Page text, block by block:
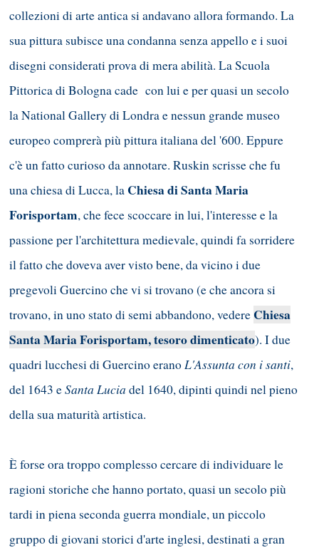
collezioni di arte antica si andavano allora formando. La
sua pittura subisce una condanna senza appello e i suoi
disegni considerati prova di mera abilità. La Scuola
Pittorica di Bologna cade con lui e per quasi un secolo
la National Gallery di Londra e nessun grande museo
europeo comprerà più pittura italiana del '600. Eppure
c'è un fatto curioso da annotare. Ruskin scrisse che fu
una chiesa di Lucca, la Chiesa di Santa Maria
Forisportam, che fece scoccare in lui, l'interesse e la
passione per l'architettura medievale, quindi fa sorridere
il fatto che doveva aver visto bene, da vicino i due
pregevoli Guercino che vi si trovano (e che ancora si
trovano, in uno stato di semi abbandono, vedere Chiesa
Santa Maria Forisportam, tesoro dimenticato). I due
quadri lucchesi di Guercino eranoL'Assunta con i santi,
del 1643 eSanta Lucia del 1640, dipinti quindi nel pieno
della sua maturità artistica.
È forse ora troppo complesso cercare di individuare le
ragioni storiche che hanno portato, quasi un secolo più
tardi in piena seconda guerra mondiale, un piccolo
gruppo di giovani storici d'arte inglesi, destinati a gran